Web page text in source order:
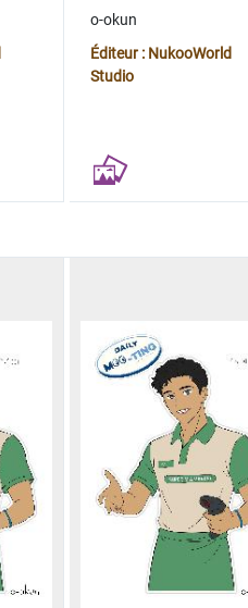
o-okun
Éditeur : NukooWorld
Studio